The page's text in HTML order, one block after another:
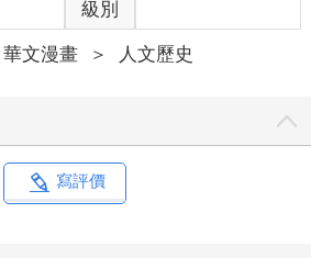
級別
華文漫畫 ＞ 人文歷史
寫評價